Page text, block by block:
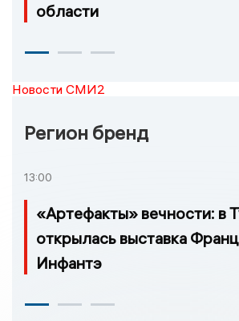
области
Новости СМИ2
Регион бренд
13:00
«Артефакты» вечности: в
открылась выставка
Инфантэ